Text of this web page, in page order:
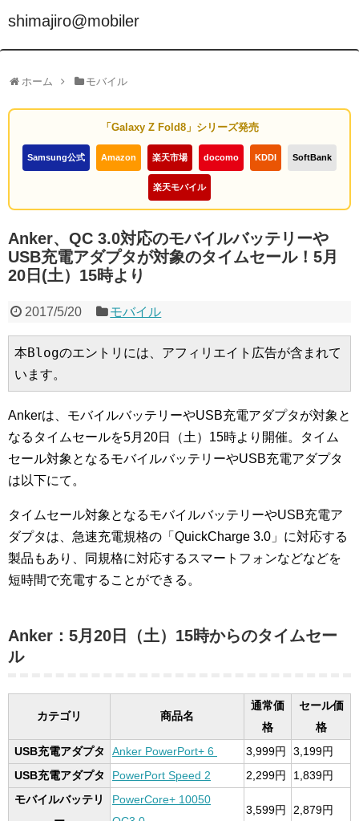
shimajiro@mobiler
ホーム モバイル
「Galaxy Z Fold8」シリーズ発売
Samsung公式 Amazon 楽天市場 docomo KDDI SoftBank
楽天モバイル
Anker、QC 3.0対応のモバイルバッテリーや
USB充電アダプタが対象のタイムセール！5月
20日(土）15時より
2017/5/20 モバイル
本Blogのエントリには、アフィリエイト広告が含まれて
います。
Ankerは、モバイルバッテリーやUSB充電アダプタが対象と
なるタイムセールを5月20日（土）15時より開催。タイム
セール対象となるモバイルバッテリーやUSB充電アダプタ
は以下にて。
タイムセール対象となるモバイルバッテリーやUSB充電ア
ダプタは、急速充電規格の「QuickCharge 3.0」に対応する
製品もあり、同規格に対応するスマートフォンなどなどを
短時間で充電することができる。
Anker：5月20日（土）15時からのタイムセー
ル
カテゴリ 商品名
通常価
格
セール価
格
USB充電アダプタ
Anker PowerPort+ 6 3,999円
3,199円
USB充電アダプタ
PowerPort Speed 2 2,299円
1,839円
モバイルバッテリ
PowerCore+ 10050
3,599円 2,879円